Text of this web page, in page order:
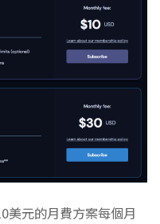
美元的月費方案每個月